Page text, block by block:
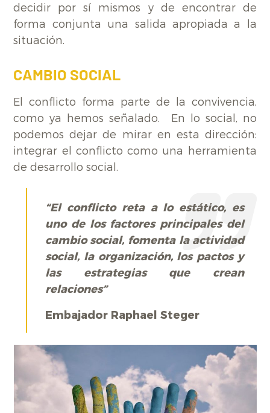
decidir por sí mismos y de encontrar de
forma conjunta una salida apropiada a la
situación.
CAMBIO SOCIAL
El conflicto forma parte de la convivencia,
como ya hemos señalado. En lo social, no
podemos dejar de mirar en esta dirección:
integrar el conflicto como una herramienta
de desarrollo social.
“El conflicto reta a lo estático, es
uno de los factores principales del
cambio social, fomenta la actividad
social, la organización, los pactos y
las estrategias que crean
relaciones”
Embajador Raphael Steger